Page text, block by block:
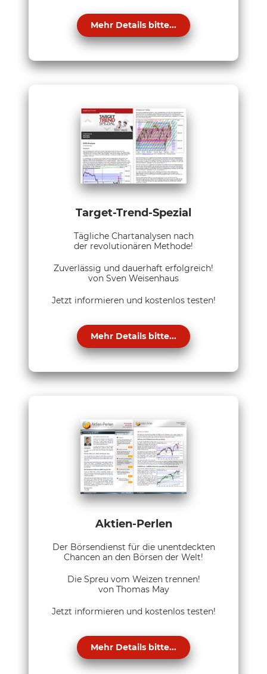
Mehr Details bitte...
Target-Trend-Spezial
Tägliche Chartanalysen nach
der revolutionären Methode!
Zuverlässig und dauerhaft erfolgreich!
von Sven Weisenhaus
Jetzt informieren und kostenlos testen!
Mehr Details bitte...
Aktien-Perlen
Der Börsendienst für die unentdeckten
Chancen an den Börsen der Welt!
Die Spreu vom Weizen trennen!
von Thomas May
Jetzt informieren und kostenlos testen!
Mehr Details bitte...